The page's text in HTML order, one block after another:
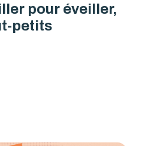
pour éveiller,
petits